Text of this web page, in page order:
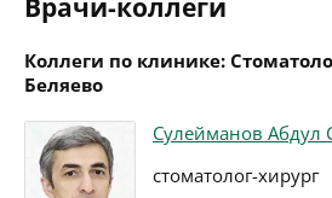
Врачи-коллеги
Коллеги по клинике:
Беляево
Сулейманов Абдул
стоматолог-хирург